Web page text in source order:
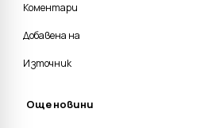
Коментари
Добавена на
Източник
Още новини